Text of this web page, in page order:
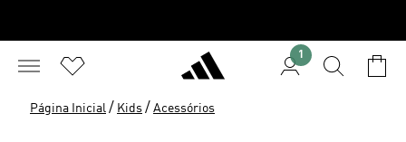
1
Página Inicial / Kids / Acessórios